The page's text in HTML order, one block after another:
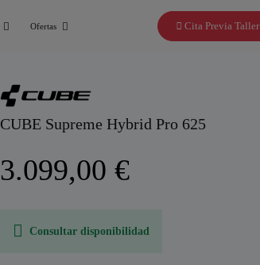
Ofertas Cita Previa Taller
CUBE Supreme Hybrid Pro 625
3.099,00 €
Consultar disponibilidad